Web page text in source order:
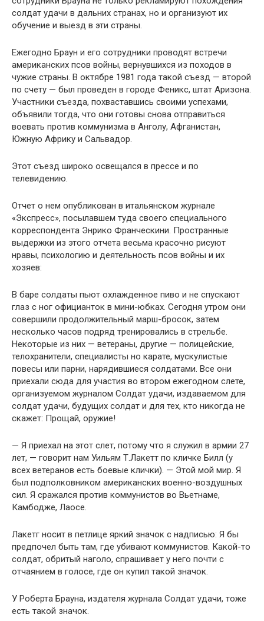
солдат удачи в дальних странах, но и организуют их
обучение и выезд в эти страны.
Ежегодно Браун и его сотрудники проводят встречи
американских псов войны, вернувшихся из походов в
чужие страны. В октябре 1981 года такой съезд — второй
по счету — был проведен в городе Феникс, штат Аризона.
Участники съезда, похваставшись своими успехами,
объявили тогда, что они готовы снова отправиться
воевать против коммунизма в Анголу, Афганистан,
Южную Африку и Сальвадор.
Этот съезд широко освещался в прессе и по
телевидению.
Отчет о нем опубликован в итальянском журнале
«Экспресс», посылавшем туда своего специального
корреспондента Энрико Франческини. Пространные
выдержки из этого отчета весьма красочно рисуют
нравы, психологию и деятельность псов войны и их
хозяев:
В баре солдаты пьют охлажденное пиво и не спускают
глаз с ног официанток в мини-юбках. Сегодня утром они
совершили продолжительный марш-бросок, затем
несколько часов подряд тренировались в стрельбе.
Некоторые из них — ветераны, другие — полицейские,
телохранители, специалисты но карате, мускулистые
повесы или парни, нарядившиеся солдатами. Все они
приехали сюда для участия во втором ежегодном слете,
организуемом журналом Солдат удачи, издаваемом для
солдат удачи, будущих солдат и для тех, кто никогда не
скажет: Прощай, оружие!
— Я приехал на этот слет, потому что я служил в армии 27
лет, — говорит нам Уильям Т.Лакетт по кличке Билл (у
всех ветеранов есть боевые клички). — Этой мой мир. Я
был подполковником американских военно-воздушных
сил. Я сражался против коммунистов во Вьетнаме,
Камбодже, Лаосе.
Лакетг носит в петлице яркий значок с надписью: Я бы
предпочел быть там, где убивают коммунистов. Какой-то
солдат, обритый наголо, спрашивает у него почти с
отчаянием в голосе, где он купил такой значок.
У Роберта Брауна, издателя журнала Солдат удачи, тоже
есть такой значок.